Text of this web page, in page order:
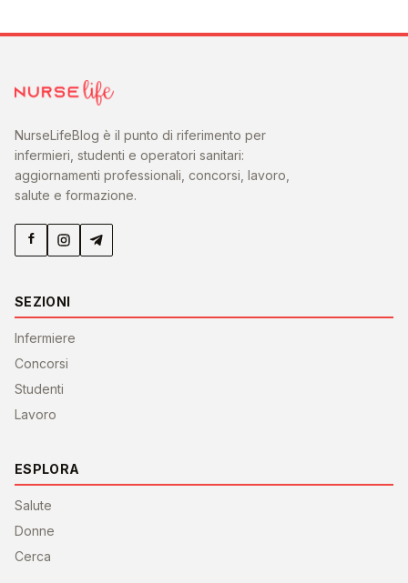
NurseLifeBlog è il punto di riferimento per
infermieri, studenti e operatori sanitari:
aggiornamenti professionali, concorsi, lavoro,
salute e formazione.
SEZIONI
Infermiere
Concorsi
Studenti
Lavoro
ESPLORA
Salute
Donne
Cerca